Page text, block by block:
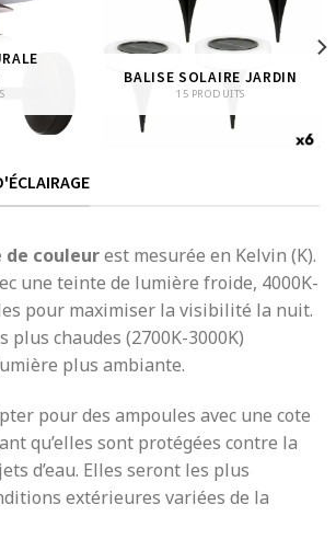
BALISE SOLAIRE JARDIN
15 PRODUITS
couleurest mesurée en Kelvin (K).
une teinte de lumière froide, 4000K-
pour maximiser la visibilité la nuit.
plus chaudes (2700K-3000K)
plus ambiante.
pour des ampoules avec une cote
qu’elles sont protégées contre la
d’eau. Elles seront les plus
extérieures variées de la